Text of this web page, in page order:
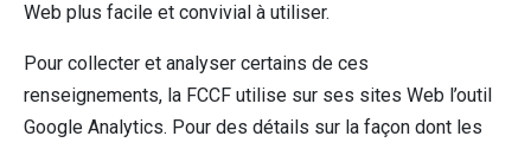
Web plus facile et convivial à utiliser.
Pour collecter et analyser certains de ces
renseignements, la FCCF utilise sur ses sites Web l’outil
Google Analytics. Pour des détails sur la façon dont les